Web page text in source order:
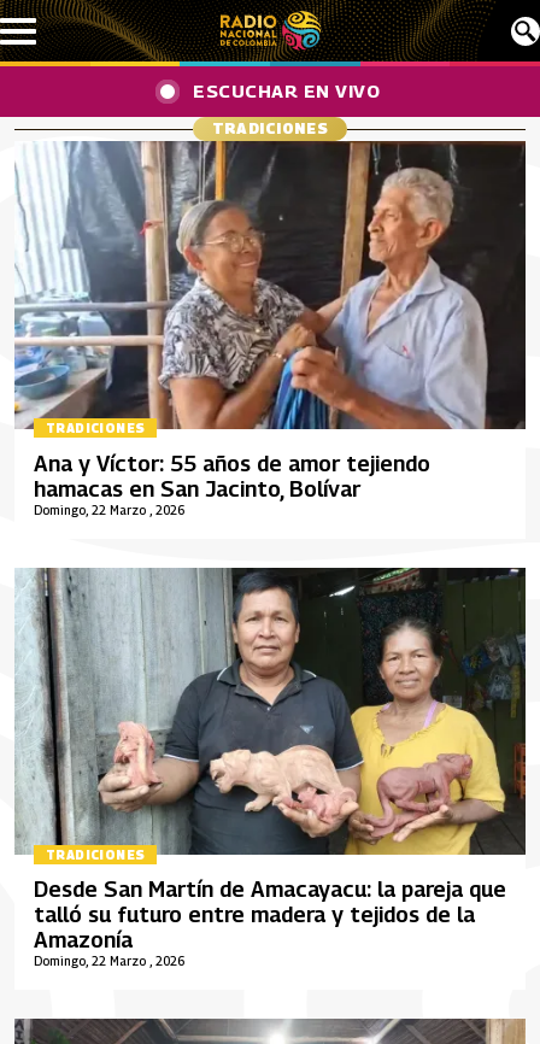
Pasar al contenido principal
ESCUCHAR EN VIVO
TRADICIONES
TRADICIONES
Domingo, 22 Marzo , 2026
Ana y Víctor: 55 años de amor tejiendo
hamacas en San Jacinto, Bolívar
TRADICIONES
Domingo, 22 Marzo , 2026
Desde San Martín de Amacayacu: la pareja que
talló su futuro entre madera y tejidos de la
Amazonía